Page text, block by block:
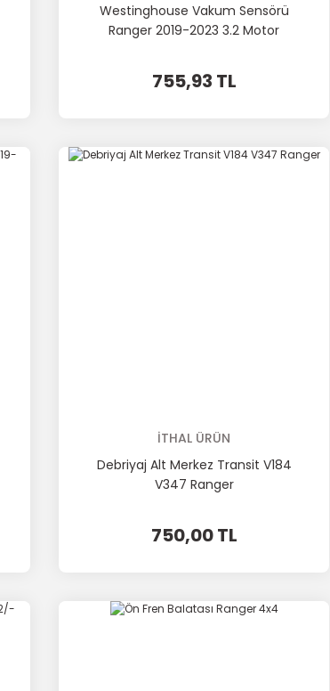
Westinghouse Vakum Sensörü
Ranger 2019-2023 3.2 Motor
755,93 TL
İTHAL ÜRÜN
Debriyaj Alt Merkez Transit V184
V347 Ranger
750,00 TL